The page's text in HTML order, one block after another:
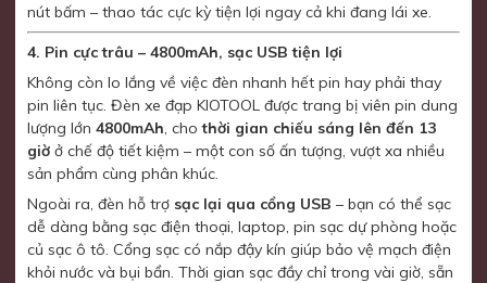
nút bấm – thao tác cực kỳ tiện lợi ngay cả khi đang lái xe.
4. Pin cực trâu – 4800mAh, sạc USB tiện lợi
Không còn lo lắng về việc đèn nhanh hết pin hay phải thay
pin liên tục. Đèn xe đạp KIOTOOL được trang bị viên pin dung
lượng lớn 4800mAh , chothời gian chiếu sáng lên đến 13
giờ ở chế độ tiết kiệm – một con số ấn tượng, vượt xa nhiều
sản phẩm cùng phân khúc.
Ngoài ra, đèn hỗ trợ sạc lại qua cổng USB – bạn có thể sạc
dễ dàng bằng sạc điện thoại, laptop, pin sạc dự phòng hoặc
củ sạc ô tô. Cổng sạc có nắp đậy kín giúp bảo vệ mạch điện
khỏi nước và bụi bẩn. Thời gian sạc đầy chỉ trong vài giờ, sẵn